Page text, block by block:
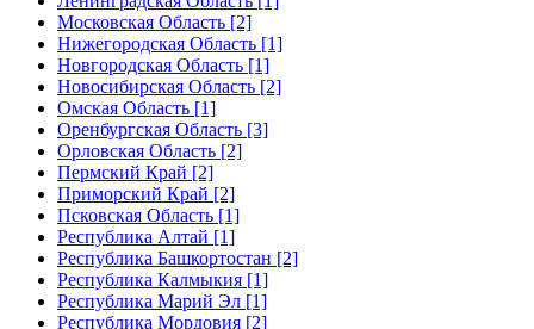
Московская Область [2]
Нижегородская Область [1]
Новгородская Область [1]
Новосибирская Область [2]
Омская Область [1]
Оренбургская Область [3]
Орловская Область [2]
Пермский Край [2]
Приморский Край [2]
Псковская Область [1]
Республика Алтай [1]
Республика Башкортостан [2]
Республика Калмыкия [1]
Республика Марий Эл [1]
Республика Мордовия [2]